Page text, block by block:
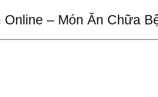
– Món Ăn Chữa